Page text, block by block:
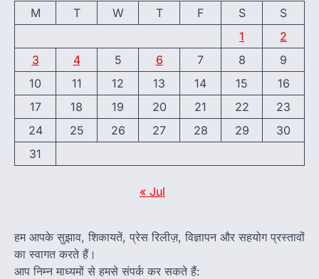
M
T W T F S
S
1
2
3
4 5 6 7 8
9
10
11 12 13 14 15
16
17
18 19 20 21 22
23
24
25 26 27 28 29
30
31
« Jul
हम आपके सुझाव, शिकायतें, प्रेस रिलीज़, विज्ञापन और सहयोग प्रस्तावों
का स्वागत करते हैं।
आप निम्न माध्यमों से हमसे संपर्क कर सकते हैं: